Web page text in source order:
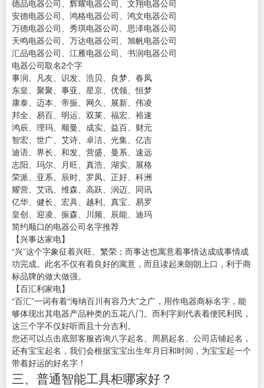
德品电器公司、辉耀电器公司、文翔电器公司
安德电器公司、鸿格电器公司、鸿文电器公司
万德电器公司、秀琪电器公司、思泽电器公司
天鸣电器公司、万达电器公司、旭帆电器公司
汇品电器公司、江雁电器公司、书润电器公司
电器公司取名2个字
事润、凡友、识发、浩贝、良梦、春凤
东皇、聚聚、事亚、星京、优领、恒梦
康泰、迈本、帝振、网久、展新、伟凌
邦全、易百、明运、双莱、福宏、裕速
鸿辰、理玛、顺曼、成实、益百、财元
智宏、世广、艾诗、卓洁、光集、亿吉
迪语、界长、和发、营盛、曼系、速远
志阳、玛尔、月旺、真浩、湖实、展格
荣派、亚系、辰时、罗凤、正好、科洲
耀营、艾讯、维森、高跃、润迈、同讯
亿华、健长、宏具、越利、真宝、易罗
皇创、迎凌、振森、川频、辰能、迪玛
简约顺口的电器公司名字推荐
【兴事达家电】
“兴”这个字象征着兴旺、繁荣；而事达也寓意着事情达成或事情成
功完成。此名不仅有着良好的寓意，而且读起来朗朗上口，利于商
标品牌的做大做强。
【百汇利家电】
“百汇”一词有着“海纳百川有容乃大”之广，用作电器商标名字，能
够体现出其电器产品种类的五花八门。而利字则代表着便民利民，
这三个字不仅好听而且十分吉利。
您还可以点击底部客服咨询八字起名、周易起名、公司店铺起名，
还有宝宝起名，我们会根据宝宝出生年月日和时间，为宝宝起一个
带着好运的好名字！
三、普通智能工具柜哪家好？